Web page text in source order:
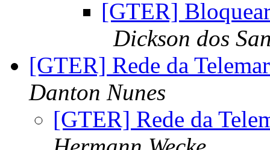
[GTER]
Dickson dos
[GTER] Rede da
Danton Nunes
[GTER] Rede da